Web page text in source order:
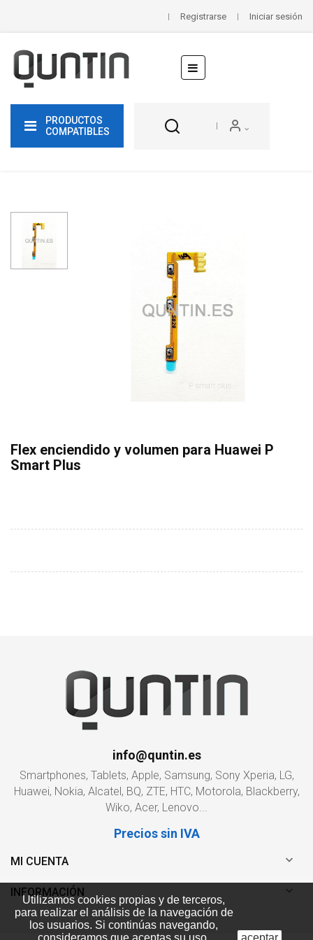
Utilizamos cookies propias y de terceros,
para realizar el análisis de la navegación de
los usuarios. Si continúas navegando,
consideramos que aceptas su uso.
aceptar
Registrarse Iniciar sesión
Navegación
de
☰
PRODUCTOS
COMPATIBLES
Flex enciendido y volumen para Huawei P
Smart Plus
info@quntin.es
Smartphones, Tablets, Apple, Samsung, Sony Xperia, LG,
Huawei, Nokia, Alcatel, BQ, ZTE, HTC, Motorola, Blackberry,
Wiko, Acer, Lenovo...
Precios sin IVA
MI CUENTA 
INFORMACIÓN 